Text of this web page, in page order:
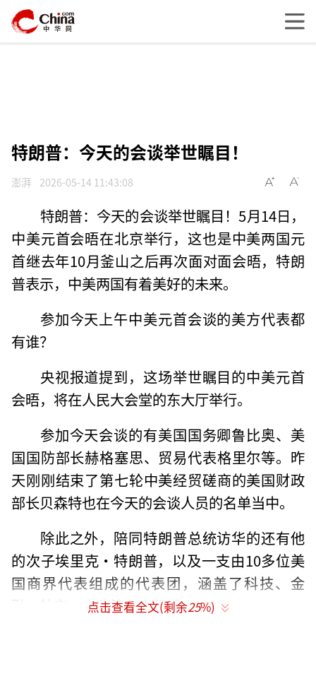
特朗普：今天的会谈举世瞩目！
澎湃 2026-05-14 11:43:08
特朗普：今天的会谈举世瞩目！5月14日，
中美元首会晤在北京举行，这也是中美两国元
首继去年10月釜山之后再次面对面会晤，特朗
普表示，中美两国有着美好的未来。
参加今天上午中美元首会谈的美方代表都
有谁？
央视报道提到，这场举世瞩目的中美元首
会晤，将在人民大会堂的东大厅举行。
参加今天会谈的有美国国务卿鲁比奥、美
国国防部长赫格塞思、贸易代表格里尔等。昨
天刚刚结束了第七轮中美经贸磋商的美国财政
部长贝森特也在今天的会谈人员的名单当中。
除此之外，陪同特朗普总统访华的还有他
的次子埃里克·特朗普，以及一支由10多位美
国商界代表组成的代表团，涵盖了科技、金
融、航空、农业等各个领域。
点击查看全文(剩余25%)